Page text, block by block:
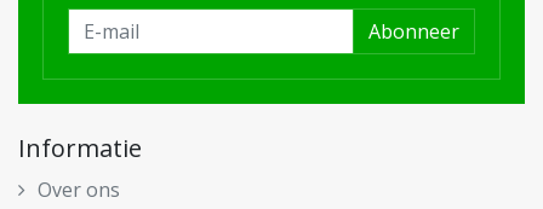
Abonneer
Informatie
Over ons